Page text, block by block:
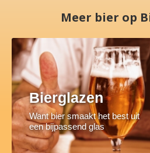
Meer bier op
Bierglazen
Want bier smaakt het best uit
een bijpassend glas